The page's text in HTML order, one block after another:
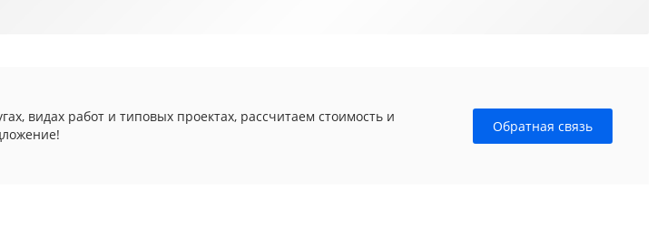
видах работ и типовых проектах, рассчитаем стоимость и
Обратная связь